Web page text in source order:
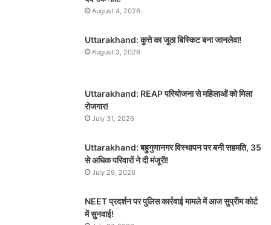
August 4, 2026
Uttarakhand: कुत्ते का जूठा बिस्किट बना जानलेवा!
August 3, 2026
Uttarakhand: REAP परियोजना से महिलाओं को मिला
रोजगार!
July 31, 2026
Uttarakhand: बहुगुणानगर विस्थापन पर बनी सहमति, 35
से अधिक परिवारों ने दी मंजूरी!
July 29, 2026
NEET प्रदर्शन पर पुलिस कार्रवाई मामले में आज सुप्रीम कोर्ट
में सुनवाई!